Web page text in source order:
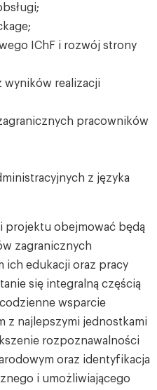
IChF i rozwój strony
wyników realizacji
pracowników
z języka
projektu obejmować będą
zagranicznych
ich edukacji oraz pracy
się integralną częścią
wsparcie
z najlepszymi jednostkami
rozpoznawalności
oraz identyfikacja
i umożliwiającego